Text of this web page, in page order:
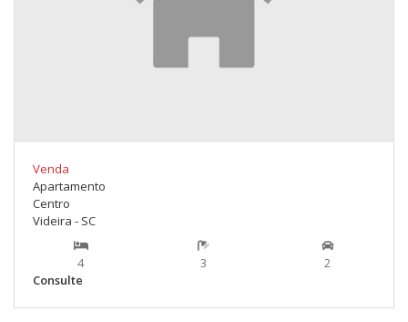
Venda
Apartamento
Centro
Videira - SC
4 3
2
Consulte